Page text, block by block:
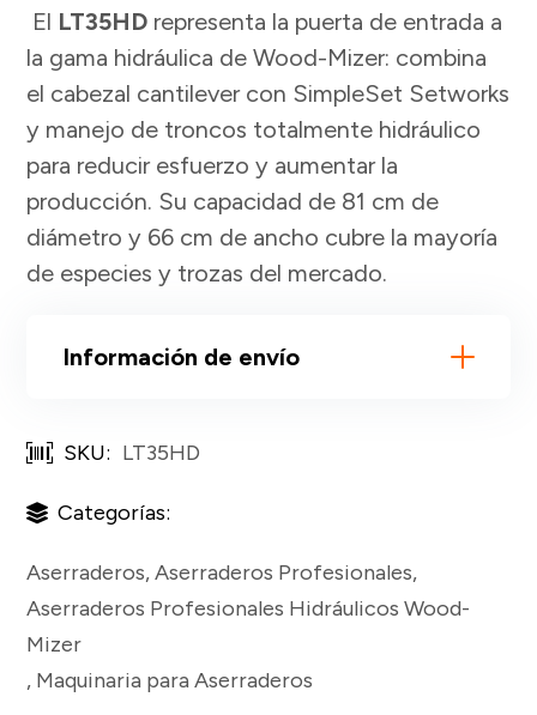
El LT35HD representa la puerta de entrada a
la gama hidráulica de Wood-Mizer: combina
el cabezal cantilever con SimpleSet Setworks
y manejo de troncos totalmente hidráulico
para reducir esfuerzo y aumentar la
producción. Su capacidad de 81 cm de
diámetro y 66 cm de ancho cubre la mayoría
de especies y trozas del mercado.
Información de envío
SKU: LT35HD
Categorías:
Aserraderos,Aserraderos Profesionales,
Aserraderos Profesionales Hidráulicos Wood-
Mizer
, Maquinaria para Aserraderos